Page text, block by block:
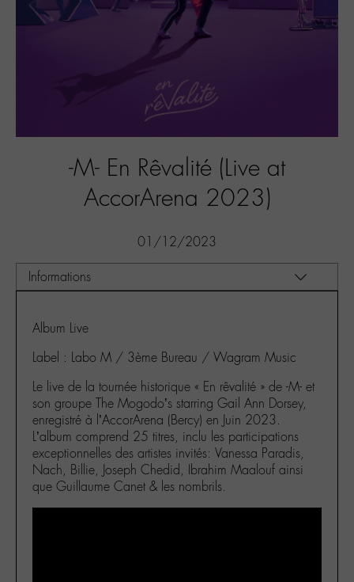
-M- En Rêvalité (Live at
AccorArena 2023)
01/12/2023
Album Live
Label : Labo M / 3ème Bureau / Wagram Music
Le live de la tournée historique « En rêvalité » de -M- et
son groupe The Mogodo’s starring Gail Ann Dorsey,
enregistré à l’AccorArena (Bercy) en Juin 2023.
L’album comprend 25 titres, inclu les participations
exceptionnelles des artistes invités: Vanessa Paradis,
Nach, Billie, Joseph Chedid, Ibrahim Maalouf ainsi
que Guillaume Canet & les nombrils.